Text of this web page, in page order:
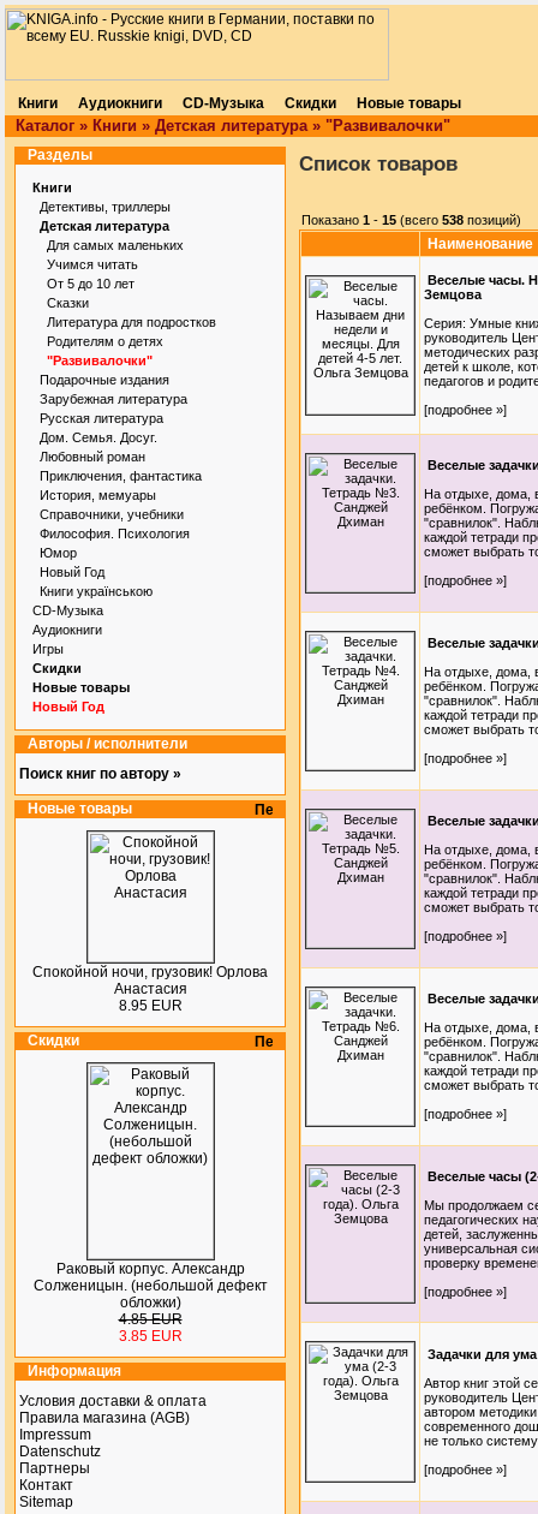
Книги Аудиокниги CD-Музыка Скидки Новые товары
Каталог » Книги » Детская литература» "Развивалочки"
Разделы
Книги
Детективы, триллеры
Детская литература
Для самых маленьких
Учимся читать
От 5 до 10 лет
Сказки
Литература для подростков
Родителям о детях
"Развивалочки"
Подарочные издания
Зарубежная литература
Русская литература
Дом. Семья. Досуг.
Любовный роман
Приключения, фантастика
История, мемуары
Справочники, учебники
Философия. Психология
Юмор
Новый Год
Книги українською
CD-Музыка
Аудиокниги
Игры
Скидки
Новые товары
Новый Год
Авторы / исполнители
Поиск книг по автору »
Новые товары
Спокойной ночи, грузовик! Орлова
Анастасия
8.95 EUR
Скидки
Раковый корпус. Александр
Солженицын. (небольшой дефект
обложки)
4.85 EUR
3.85 EUR
Информация
Условия доставки & оплата
Правила магазина (AGB)
Impressum
Datenschutz
Партнеры
Контакт
Sitemap
Список товаров
Показано 1 - 15 (всего 538 позиций)
Наименование
Веселые часы.
Земцова
Серия: Умные
руководитель
методических
детей к школе,
педагогов и
[подробнее »]
Веселые
На отдыхе, дома,
ребёнком.
"сравнилок".
каждой тетради
сможет выбрать
[подробнее »]
Веселые
На отдыхе, дома,
ребёнком.
"сравнилок".
каждой тетради
сможет выбрать
[подробнее »]
Веселые
На отдыхе, дома,
ребёнком.
"сравнилок".
каждой тетради
сможет выбрать
[подробнее »]
Веселые
На отдыхе, дома,
ребёнком.
"сравнилок".
каждой тетради
сможет выбрать
[подробнее »]
Веселые часы
Мы продолжаем
педагогических
детей,
универсальная
проверку
[подробнее »]
Задачки для
Автор книг этой
руководитель
автором
современного
не только
[подробнее »]